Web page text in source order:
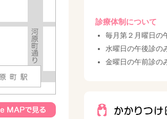
診療体制について
毎月第２月曜日の
水曜日の午後診の
金曜日の午前診の